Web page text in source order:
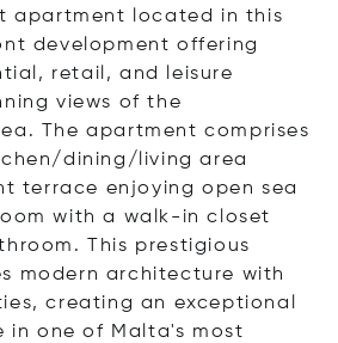
apartment located in this
development offering
retail, and leisure
views of the
The apartment comprises
dining/living area
terrace enjoying open sea
with a walk-in closet
This prestigious
modern architecture with
creating an exceptional
in one of Malta's most